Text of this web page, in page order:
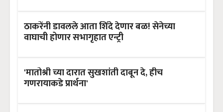
ठाकरेंनी डावलले आता शिंदे देणार बळ! सेनेच्या
वाघाची होणार सभागृहात एन्ट्री
'मातोश्री च्या दारात सुखशांती दाबून दे, हीच
गणरायाकडे प्रार्थना'